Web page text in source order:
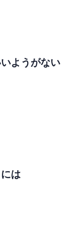
ようがない
は